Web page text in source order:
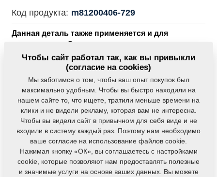
Мои
машины
скачиванию
Код продукта: m81200406-729
Данная деталь также применяется и для
следующего оборудования:
MONSUN
Вес:
Чтобы сайт работал так, как вы привыкли
(согласие на cookies)
Мы заботимся о том, чтобы ваш опыт покупок был
максимально удобным. Чтобы вы быстро находили на
нашем сайте то, что ищете, тратили меньше времени на
клики и не видели рекламу, которая вам не интересна.
Чтобы вы видели сайт в привычном для себя виде и не
входили в систему каждый раз. Поэтому нам необходимо
ваше согласие на использование файлов cookie.
Нажимая кнопку «ОК», вы соглашаетесь с настройками
cookie, которые позволяют нам предоставлять полезные
и значимые услуги на основе ваших данных. Вы можете